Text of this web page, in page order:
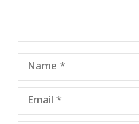
Name
Email